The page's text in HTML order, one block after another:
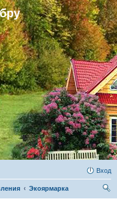
Вход
Экоярмарка